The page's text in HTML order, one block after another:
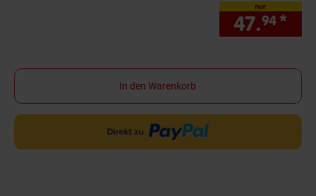
nur
47.94 *
In den Warenkorb